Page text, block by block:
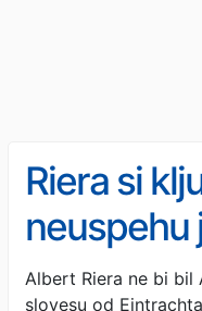
Riera si
neuspehu
besedo:
Albert Riera ne bi bil
slovesu od